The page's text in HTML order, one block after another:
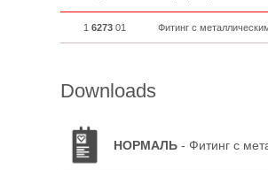
1 6273 01 Фитинг с
Downloads
НОРМАЛЬ - Фитинг с